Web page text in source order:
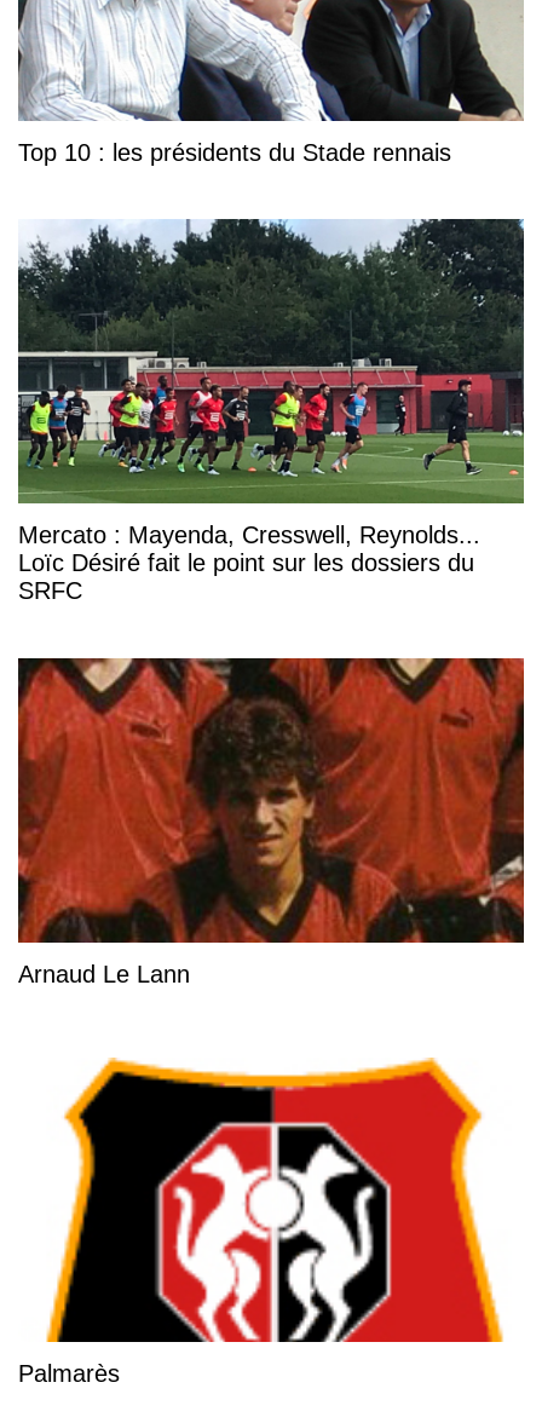
Top 10 : les présidents du Stade rennais
Mercato : Mayenda, Cresswell, Reynolds...
Loïc Désiré fait le point sur les dossiers du
SRFC
Arnaud Le Lann
Palmarès